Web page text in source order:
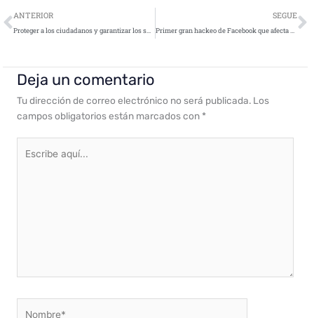
Ant
ANTERIOR
Proteger a los ciudadanos y garantizar los suministros de agua o energía, principales retos de la ciberseguridad en el sector industrial
SEGUE
Primer gran hackeo de Facebook que afecta a casi 50 millones de usuarios
Deja un comentario
Tu dirección de correo electrónico no será publicada. Los
campos obligatorios están marcados con *
aquí...